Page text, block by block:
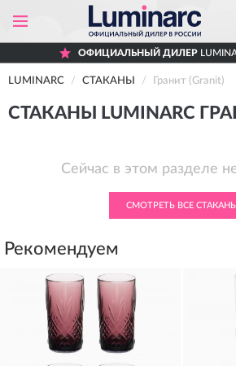
ОФИЦИАЛЬНЫЙ ДИЛЕР
LUMINARC СТАКАНЫ Гранит (Granit)
СТАКАНЫ LUMINARC
Сейчас в этом разделе
СМОТРЕТЬ ВСЕ СТАКАНЫ
Рекомендуем